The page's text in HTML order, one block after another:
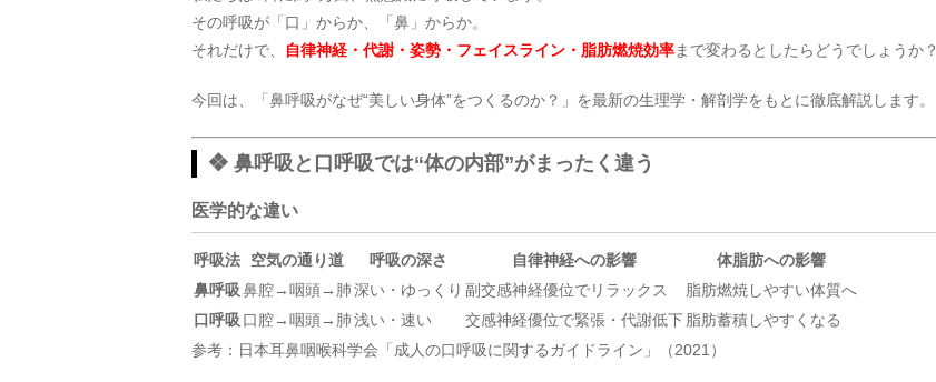
その呼吸が「口」からか、「鼻」からか。
それだけで、
自律神経・代謝・姿勢・フェイスライン・脂肪燃焼効率まで変わるとしたらどうでしょうか？
今回は、「鼻呼吸がなぜ“美しい身体”をつくるのか？」を最新の生理学・解剖学をもとに徹底解説します。
❖ 鼻呼吸と口呼吸では“体の内部”がまったく違う
医学的な違い
呼吸法 空気の通り道 呼吸の深さ 自律神経への影響
体脂肪への影響
鼻呼吸鼻腔→咽頭→肺深い・ゆっくり 副交感神経優位でリラックス
脂肪燃焼しやすい体質へ
口呼吸 口腔→咽頭→肺浅い・速い 交感神経優位で緊張・代謝低下脂肪蓄積しやすくなる
参考：日本耳鼻咽喉科学会「成人の口呼吸に関するガイドライン」（2021）